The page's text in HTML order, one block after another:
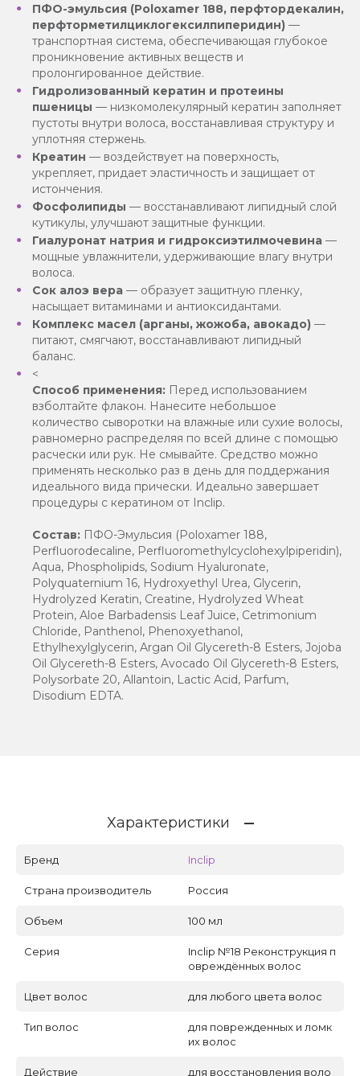
ПФО-эмульсия (Poloxamer 188, перфтордекалин,
перфторметилциклогексилпиперидин) —
транспортная система, обеспечивающая глубокое
проникновение активных веществ и
пролонгированное действие.
Гидролизованный кератин и протеины
пшеницы — низкомолекулярный кератин заполняет
пустоты внутри волоса, восстанавливая структуру и
уплотняя стержень.
Креатин — воздействует на поверхность,
укрепляет, придает эластичность и защищает от
истончения.
Фосфолипиды — восстанавливают липидный слой
кутикулы, улучшают защитные функции.
Гиалуронат натрия и гидроксиэтилмочевина —
мощные увлажнители, удерживающие влагу внутри
волоса.
Сок алоэ вера — образует защитную пленку,
насыщает витаминами и антиоксидантами.
Комплекс масел (арганы, жожоба, авокадо) —
питают, смягчают, восстанавливают липидный
баланс.
<
Способ применения: Перед использованием
взболтайте флакон. Нанесите небольшое
количество сыворотки на влажные или сухие волосы,
равномерно распределяя по всей длине с помощью
расчески или рук. Не смывайте. Средство можно
применять несколько раз в день для поддержания
идеального вида прически. Идеально завершает
процедуры с кератином от Inclip.
Состав: ПФО-Эмульсия (Poloxamer 188,
Perfluorodecaline, Perfluoromethylcyclohexylpiperidin),
Aqua, Phospholipids, Sodium Hyaluronate,
Polyquaternium 16, Hydroxyethyl Urea, Glycerin,
Hydrolyzed Keratin, Creatine, Hydrolyzed Wheat
Protein, Aloe Barbadensis Leaf Juice, Cetrimonium
Chloride, Panthenol, Phenoxyethanol,
Ethylhexylglycerin, Argan Oil Glycereth-8 Esters, Jojoba
Oil Glycereth-8 Esters, Avocado Oil Glycereth-8 Esters,
Polysorbate 20, Allantoin, Lactic Acid, Parfum,
Disodium EDTA.
Характеристики
Бренд Inclip
Страна производитель Россия
Объем 100 мл
Серия
Inclip №18 Реконструкция п
овреждённых волос
Цвет волос для любого цвета волос
Тип волос
для поврежденных и ломк
их волос
Действие для восстановления воло